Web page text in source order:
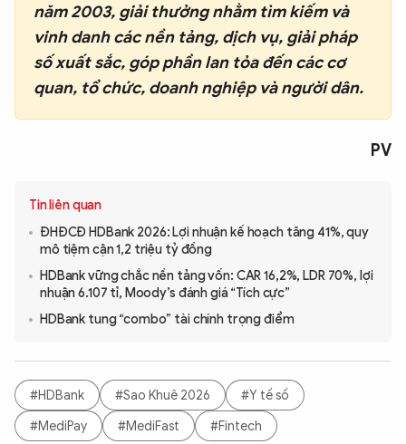
năm 2003, giải thưởng nhằm tìm kiếm và
vinh danh các nền tảng, dịch vụ, giải pháp
số xuất sắc, góp phần lan tỏa đến các cơ
quan, tổ chức, doanh nghiệp và người dân.
PV
Tin liên quan
ĐHĐCĐ HDBank 2026: Lợi nhuận kế hoạch tăng 41%, quy
mô tiệm cận 1,2 triệu tỷ đồng
HDBank vững chắc nền tảng vốn: CAR 16,2%, LDR 70%, lợi
nhuận 6.107 tỉ, Moody’s đánh giá “Tích cực”
HDBank tung “combo” tài chính trọng điểm
#HDBank #Sao Khuê 2026
#Y tế số
#MediPay
#MediFast #Fintech